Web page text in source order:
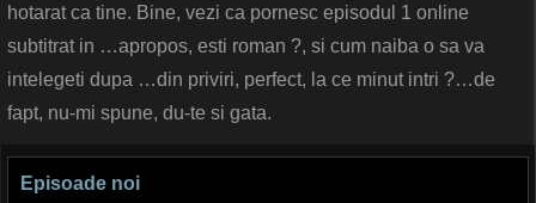
hotarat ca tine. Bine, vezi ca pornesc episodul 1 online
subtitrat in …apropos, esti roman ?, si cum naiba o sa va
intelegeti dupa …din priviri, perfect, la ce minut intri ?…de
fapt, nu-mi spune, du-te si gata.
Episoade noi